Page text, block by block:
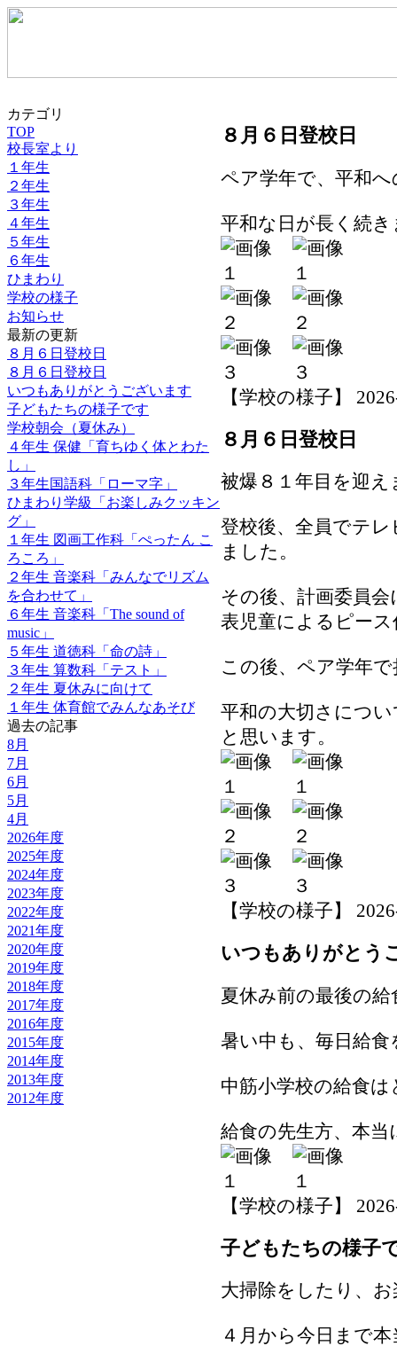
カテゴリ
TOP
校長室より
１年生
２年生
３年生
４年生
５年生
６年生
ひまわり
学校の様子
お知らせ
最新の更新
８月６日登校日
８月６日登校日
いつもありがとうございます
子どもたちの様子です
学校朝会（夏休み）
４年生 保健「育ちゆく体とわた
し」
３年生国語科「ローマ字」
ひまわり学級「お楽しみクッキン
グ」
１年生 図画工作科「ぺったん こ
ろころ」
２年生 音楽科「みんなでリズム
を合わせて」
６年生 音楽科「The sound of
music」
５年生 道徳科「命の詩」
３年生 算数科「テスト」
２年生 夏休みに向けて
１年生 体育館でみんなあそび
過去の記事
8月
7月
6月
5月
4月
2026年度
2025年度
2024年度
2023年度
2022年度
2021年度
2020年度
2019年度
2018年度
2017年度
2016年度
2015年度
2014年度
2013年度
2012年度
８月６日登校日
ペア学年で、平和
平和な日が長く続
【学校の様子】
８月６日登校日
被爆８１年目を迎
登校後、全員でテ
ました。
その後、計画委員
表児童によるピー
この後、ペア学年
平和の大切さにつ
と思います。
【学校の様子】
いつもありがとう
夏休み前の最後の給
暑い中も、毎日給
中筋小学校の給食
給食の先生方、本
【学校の様子】
子どもたちの様子
大掃除をしたり、
４月から今日まで